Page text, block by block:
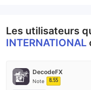
Les utilisateurs
INTERNATIONAL
DecodeFX
Note 8.55